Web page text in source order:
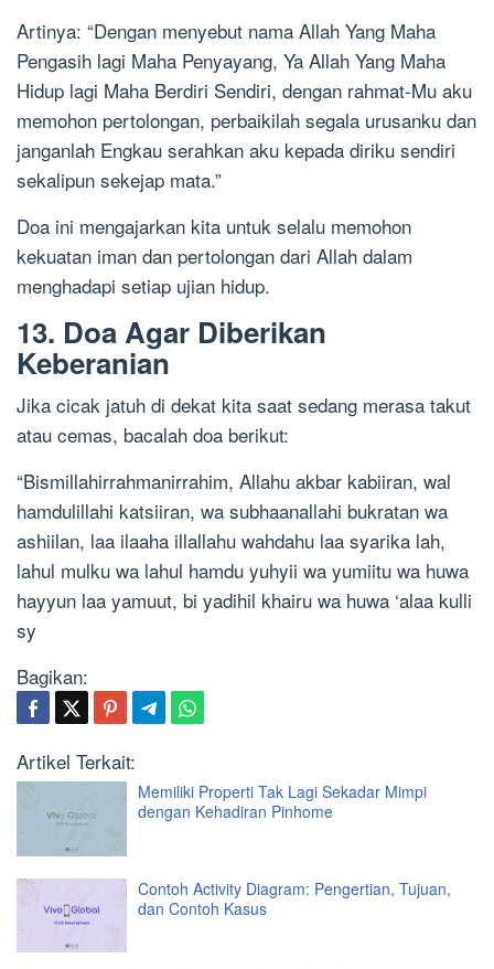
Artinya: “Dengan menyebut nama Allah Yang Maha
Pengasih lagi Maha Penyayang, Ya Allah Yang Maha
Hidup lagi Maha Berdiri Sendiri, dengan rahmat-Mu aku
memohon pertolongan, perbaikilah segala urusanku dan
janganlah Engkau serahkan aku kepada diriku sendiri
sekalipun sekejap mata.”
Doa ini mengajarkan kita untuk selalu memohon
kekuatan iman dan pertolongan dari Allah dalam
menghadapi setiap ujian hidup.
13. Doa Agar Diberikan
Keberanian
Jika cicak jatuh di dekat kita saat sedang merasa takut
atau cemas, bacalah doa berikut:
“Bismillahirrahmanirrahim, Allahu akbar kabiiran, wal
hamdulillahi katsiiran, wa subhaanallahi bukratan wa
ashiilan, laa ilaaha illallahu wahdahu laa syarika lah,
lahul mulku wa lahul hamdu yuhyii wa yumiitu wa huwa
hayyun laa yamuut, bi yadihil khairu wa huwa ‘alaa kulli
sy
Bagikan:
Artikel Terkait:
Memiliki Properti Tak Lagi Sekadar Mimpi
dengan Kehadiran Pinhome
Contoh Activity Diagram: Pengertian, Tujuan,
dan Contoh Kasus